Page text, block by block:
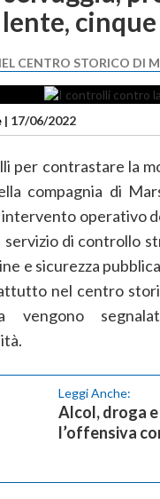
CENTRO STORICO DI
| 17/06/2022
per contrastare la
compagnia di
intervento operativo
servizio di controllo
e sicurezza
nel centro
vengono
Leggi Anche:
Alcol, droga
l’offensiva